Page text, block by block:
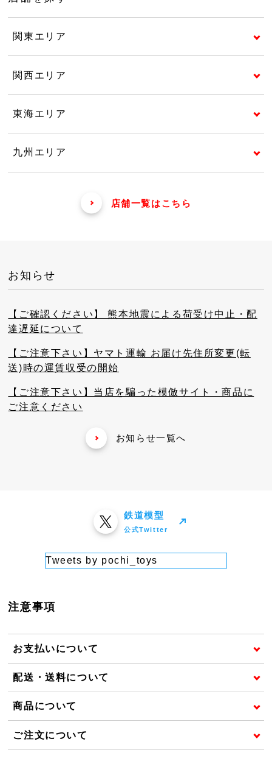
関東エリア
関西エリア
東海エリア
九州エリア
店舗一覧はこちら
お知らせ
【ご確認ください】 熊本地震による荷受け中止・配
達遅延について
【ご注意下さい】ヤマト運輸 お届け先住所変更(転
送)時の運賃収受の開始
【ご注意下さい】当店を騙った模倣サイト・商品に
ご注意ください
お知らせ一覧へ
鉄道模型
公式Twitter
Tweets by pochi_toys
注意事項
お支払いについて
配送・送料について
商品について
ご注文について